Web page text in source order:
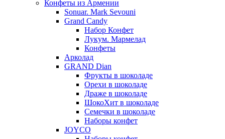
Конфеты из Армении
Sonuar. Mark Sevouni
Grand Candy
Набор Конфет
Лукум. Мармелад
Конфеты
Арколад
GRAND Dian
Фрукты в шоколаде
Орехи в шоколаде
Драже в шоколаде
ШокоХит в шоколаде
Семечки в шоколаде
Наборы конфет
JOYCO